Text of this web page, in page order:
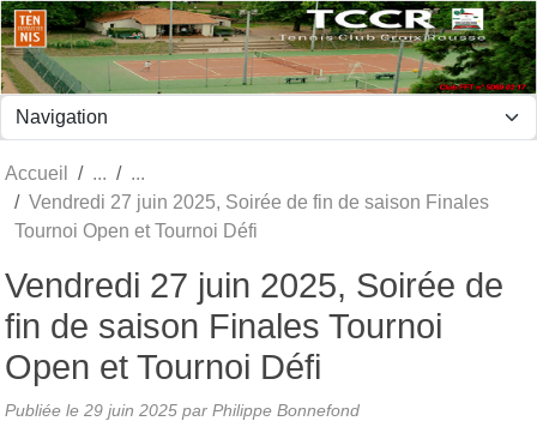
Accueil
Vendredi 27 juin 2025, Soirée de fin de saison Finales
Tournoi Open et Tournoi Défi
Vendredi 27 juin 2025, Soirée de
fin de saison Finales Tournoi
Open et Tournoi Défi
Publiée le 29 juin 2025 par Philippe Bonnefond
Panneau de gestion des cookies